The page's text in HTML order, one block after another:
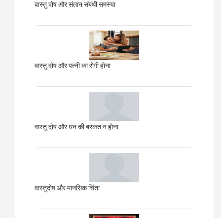
वास्तु दोष और संतान संबंधी समस्या
वास्तु दोष और पत्नी का रोगी होना
वास्तु दोष और धन की बरकत न होना
वास्तुदोष और मानसिक चिंता